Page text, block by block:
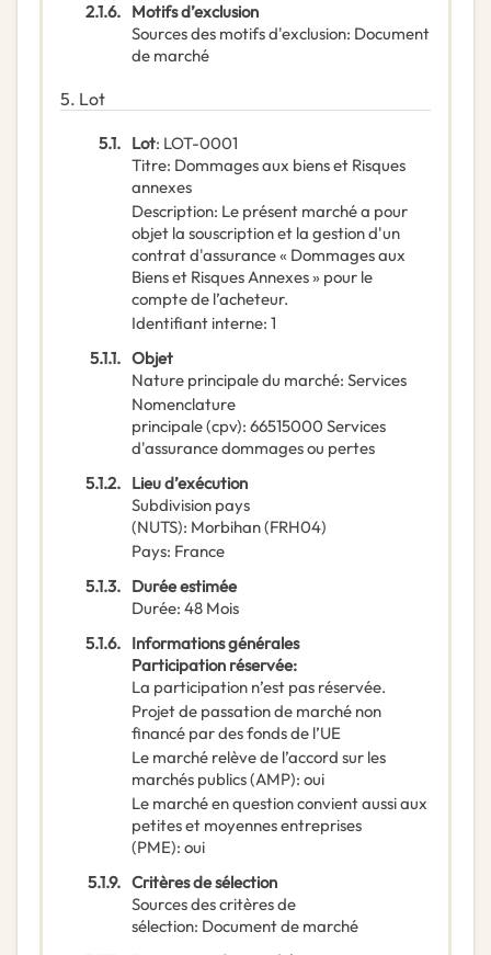
2.1.6. Motifs d’exclusion
Sources des motifs d'exclusion: Document
de marché
5. Lot
5.1. Lot: LOT-0001
Titre: Dommages aux biens et Risques
annexes
Description: Le présent marché a pour
objet la souscription et la gestion d'un
contrat d'assurance « Dommages aux
Biens et Risques Annexes » pour le
compte de l’acheteur.
Identifiant interne: 1
5.1.1. Objet
Nature principale du marché: Services
Nomenclature
principale(cpv): 66515000 Services
d'assurance dommages ou pertes
5.1.2. Lieu d’exécution
Subdivision pays
(NUTS): Morbihan(FRH04)
Pays: France
5.1.3. Durée estimée
Durée: 48 Mois
5.1.6. Informations générales
Participation réservée:
La participation n’est pas réservée.
Projet de passation de marché non
financé par des fonds de l’UE
Le marché relève de l’accord sur les
marchés publics (AMP): oui
Le marché en question convient aussi aux
petites et moyennes entreprises
(PME): oui
5.1.9. Critères de sélection
Sources des critères de
sélection: Document de marché